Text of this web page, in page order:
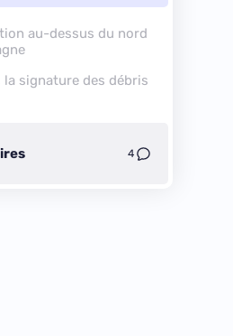
au-dessus du nord
la signature des débris
4